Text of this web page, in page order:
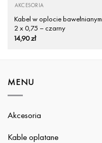
AKCESORIA
Kabel w oplocie bawełnianym
2 x 0,75 – czarny
14,90zł
MENU
Akcesoria
Kable oplatane